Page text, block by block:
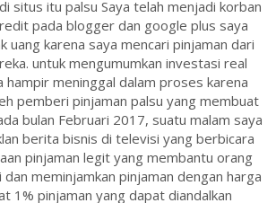
situs itu palsu Saya telah menjadi korban
pada blogger dan google plus saya
uang karena saya mencari pinjaman dari
untuk mengumumkan investasi real
hampir meninggal dalam proses karena
pemberi pinjaman palsu yang membuat
bulan Februari 2017, suatu malam saya
berita bisnis di televisi yang berbicara
pinjaman legit yang membantu orang
meminjamkan pinjaman dengan harga
1% pinjaman yang dapat diandalkan